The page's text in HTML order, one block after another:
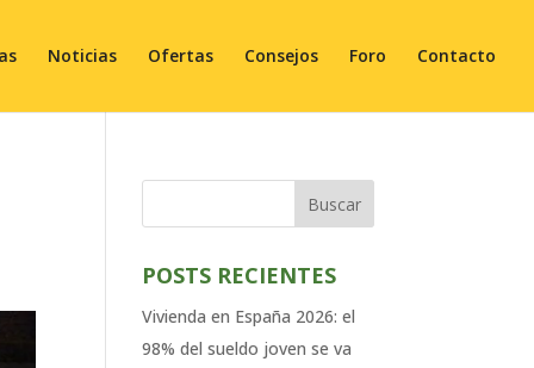
Noticias Ofertas Consejos Foro Contacto
Buscar
POSTS RECIENTES
Vivienda en España 2026: el
98% del sueldo joven se va